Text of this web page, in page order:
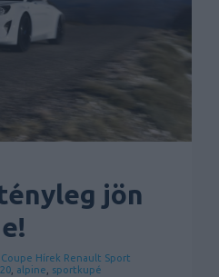
jön
Coupe Hírek Renault Sport
alpine sportkupé